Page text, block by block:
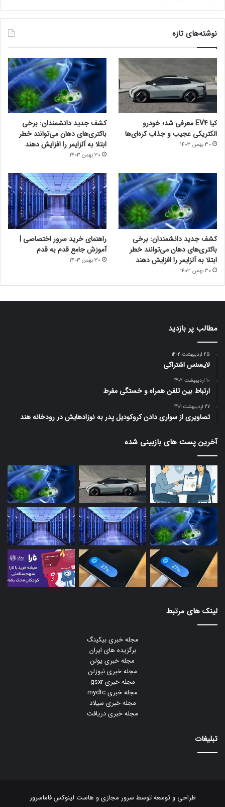
نوشته‌های تازه
کیا EV4 معرفی شد؛ خودرو
الکتریکی عجیب و جذاب کره‌ای‌ها
30 بهمن 1403
کشف جدید دانشمندان: برخی
باکتری‌های دهان می‌توانند خطر
ابتلا به آلزایمر را افزایش دهند
30 بهمن 1403
کشف جدید دانشمندان: برخی
باکتری‌های دهان می‌توانند خطر
ابتلا به آلزایمر را افزایش دهند
30 بهمن 1403
راهنمای خرید سرور اختصاصی |
آموزش جامع قدم به قدم
30 بهمن 1403
مطالب پر بازدید
25 اردیبهشت 1402
لایسنس اشتراکی
10 اردیبهشت 1402
ارتباط بین تلفن همراه و خستگی مفرط
27 اردیبهشت 1401
تصاویری از سواری دادن کروکودیل پدر به نوزادهایش در رودخانه هند
آخرین پست های بازبینی شده
لینک های مرتبط
مجله خبری بیکینگ
برگزیده های ایران
مجله خبری یولن
مجله خبری نیوزلن
مجله خبری gsxr
مجله خبری mydtc
مجله خبری سیلاد
مجله خبری دریافت
تبلیغات
طراحی و توسعه توسط سرور مجازیو هاست لینوکسفاماسرور